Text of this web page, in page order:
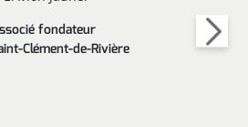
fondateur
Clément-de-Rivière